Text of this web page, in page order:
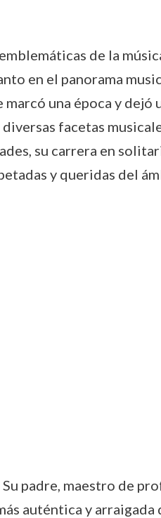
de la
en el panorama
una época y dejó
facetas
su carrera en
y queridas del
padre, maestro de
auténtica y arraigada